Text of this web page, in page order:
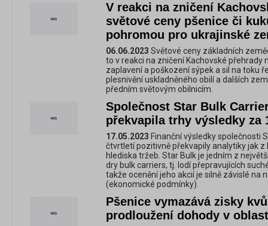
V reakci na zničení
světové ceny pšenice či
pohromou pro ukrajinské
06.06.2023 Světové ceny základních
to v reakci na zničení Kachovské přehrady
zaplavení a poškození sýpek a sil na toku
plesnivění uskladněného obilí a dalších
předním světovým obilnicím.
Společnost Star Bulk
překvapila trhy výsledky za
17.05.2023 Finanční výsledky společnosti
čtvrtletí pozitivně překvapily analytiky jak z
hlediska tržeb. Star Bulk je jedním z
dry bulk carriers, tj. lodí přepravujících
takže ocenění jeho akcií je silně závislé na
(ekonomické podmínky).
Pšenice vymazává zisky
prodloužení dohody v